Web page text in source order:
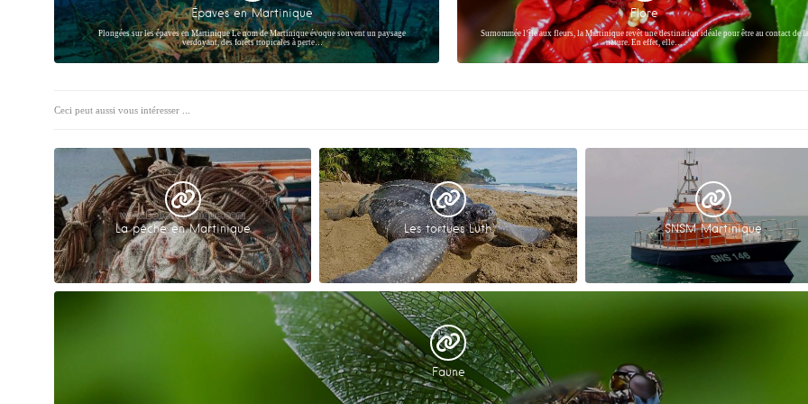
Épaves en Martinique
Plongées sur les épaves en Martinique Le nom de Martinique évoque souvent un paysage
verdoyant, des forêts tropicales à perte…
Flore
Surnommée l’île aux fleurs, la Martinique revêt une destination idéale pour être au contact de la
nature. En effet, elle…
Ceci peut aussi vous intéresser ...
La pêche en Martinique Les tortues Luth SNSM Martinique
Faune